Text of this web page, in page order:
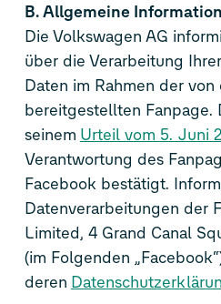
B. Allgemeine
Die Volkswagen AG
über die Verarbeitung
Daten im Rahmen der
bereitgestellten Fanpage.
seinem Urteil vom 5. Juni
Verantwortung des
Facebook bestätigt.
Datenverarbeitungen der
Limited, 4 Grand Canal
(im Folgenden
deren